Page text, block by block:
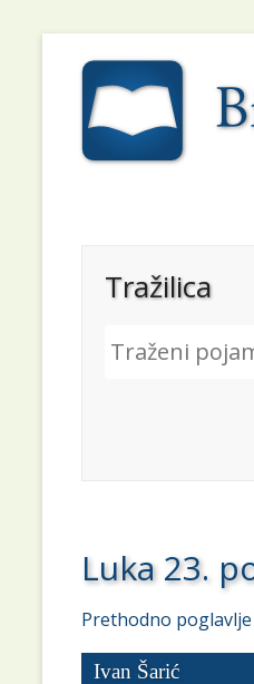
Tražilica
Luka 23.
Prethodno poglavlje
Ivan Šarić